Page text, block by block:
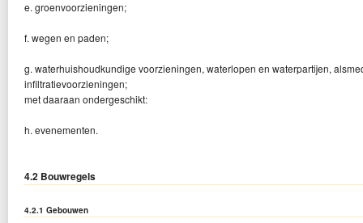
e. groenvoorzieningen;
f. wegen en paden;
g. waterhuishoudkundige voorzieningen, waterlopen en waterpartijen,
infiltratievoorzieningen;
met daaraan ondergeschikt:
h. evenementen.
4.2 Bouwregels
4.2.1 Gebouwen